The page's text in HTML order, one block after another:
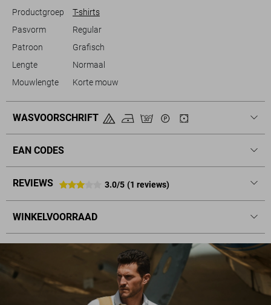
Productgroep
T-shirts
Pasvorm
Regular
Patroon
Grafisch
Lengte
Normaal
Mouwlengte
Korte mouw
WASVOORSCHRIFT
EAN CODES
REVIEWS 3.0/5 (1 reviews)
WINKELVOORRAAD